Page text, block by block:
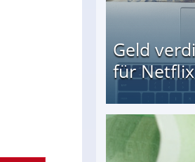
Geld
für Netflix
für Netflix